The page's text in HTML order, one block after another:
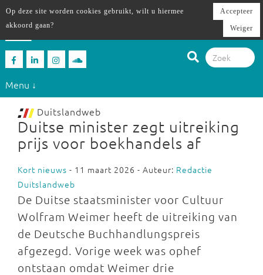
Menu ↓
Duitslandweb
Duitse minister zegt uitreiking
prijs voor boekhandels af
Kort nieuws - 11 maart 2026 - Auteur: Redactie
Duitslandweb
De Duitse staatsminister voor Cultuur
Wolfram Weimer heeft de uitreiking van
de Deutsche Buchhandlungspreis
afgezegd. Vorige week was ophef
ontstaan omdat Weimer drie
Op deze site worden cookies gebruikt, wilt u hiermee
akkoord gaan?
Accepteer
Weiger